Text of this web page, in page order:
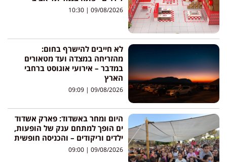
09/08/2026
לא חייבים להישרף בחום:
מהזריחה במצדה ועד מטאורים
במדבר – אירועי אוגוסט ברחבי
הארץ
09/08/2026
היום ומחר באשדוד: פארק אשדוד
ים הופך למתחם ענק של הופעות,
ילדים וריקודים – והכניסה חופשית
09/08/2026